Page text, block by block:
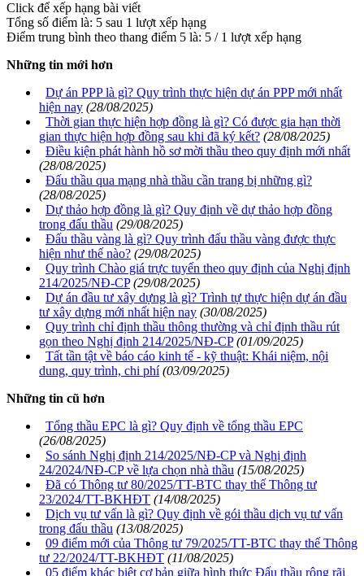
Click để xếp hạng bài viết
Tổng số điểm là: 5 sau 1 lượt xếp hạng
Điểm trung bình theo thang điểm 5 là: 5 / 1 lượt xếp hạng
Những tin mới hơn
Dự án PPP là gì? Quy trình thực hiện dự án PPP mới nhất
hiện nay (28/08/2025)
Thời gian thực hiện hợp đồng là gì? Có được gia hạn thời
gian thực hiện hợp đồng sau khi đã ký kết? (28/08/2025)
Điều kiện phát hành hồ sơ mời thầu theo quy định mới nhất
(28/08/2025)
Đấu thầu qua mạng nhà thầu cần trang bị những gì?
(28/08/2025)
Dự thảo hợp đồng là gì? Quy định về dự thảo hợp đồng
trong đấu thầu (29/08/2025)
Đấu thầu vàng là gì? Quy trình đấu thầu vàng được thực
hiện như thế nào? (29/08/2025)
Quy trình Chào giá trực tuyến theo quy định của Nghị định
214/2025/NĐ-CP (29/08/2025)
Dự án đầu tư xây dựng là gì? Trình tự thực hiện dự án đầu
tư xây dựng mới nhất hiện nay (30/08/2025)
Quy trình chỉ định thầu thông thường và chỉ định thầu rút
gọn theo Nghị định 214/2025/NĐ-CP (01/09/2025)
Tất tần tật về báo cáo kinh tế - kỹ thuật: Khái niệm, nội
dung, quy trình, chi phí (03/09/2025)
Những tin cũ hơn
Tổng thầu EPC là gì? Quy định về tổng thầu EPC
(26/08/2025)
So sánh Nghị định 214/2025/NĐ-CP và Nghị định
24/2024/NĐ-CP về lựa chọn nhà thầu (15/08/2025)
Đã có Thông tư 80/2025/TT-BTC thay thế Thông tư
23/2024/TT-BKHĐT (14/08/2025)
Dịch vụ tư vấn là gì? Quy định về gói thầu dịch vụ tư vấn
trong đấu thầu (13/08/2025)
09 điểm mới của Thông tư 79/2025/TT-BTC thay thế Thông
tư 22/2024/TT-BKHĐT (11/08/2025)
05 điểm khác biệt cơ bản giữa hình thức Đấu thầu rộng rãi